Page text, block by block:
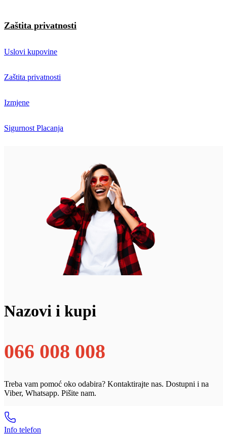
Zaštita privatnosti
Uslovi kupovine
Zaštita privatnosti
Izmjene
Sigurnost Placanja
Nazovi i kupi
066 008 008
Treba vam pomoć oko odabira? Kontaktirajte nas. Dostupni i na
Viber, Whatsapp. Pišite nam.
Info telefon